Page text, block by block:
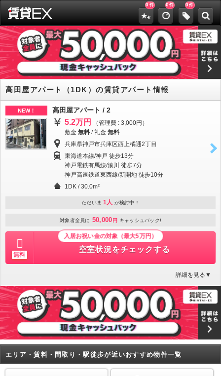
0 件 0件 0件
高田屋アパート（1DK）の賃貸アパート情報
NEW！ 高田屋アパート / 2
5.2万円
（管理費 : 3,000円）
敷金 無料 /礼金 無料
兵庫県神戸市兵庫区西上橘通2丁目
東海道本線/神戸 徒歩13分
神戸電鉄有馬線/湊川 徒歩7分
神戸高速鉄道東西線/新開地 徒歩10分
1DK / 30.0m²
ただいま 1人 が検討中！
対象者全員に 50,000 円 キャッシュバック!
無料
入居お祝い金の対象（最大5万円）
空室状況をチェックする
詳細を見る▼
エリア・賃料・間取り・駅徒歩が近いおすすめ物件一覧